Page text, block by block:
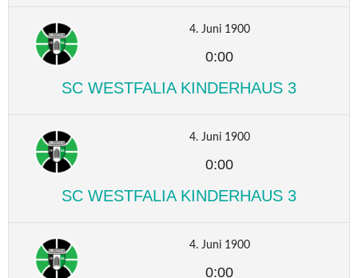
4. Juni 1900
0:00
SC WESTFALIA KINDERHAUS 3
4. Juni 1900
0:00
SC WESTFALIA KINDERHAUS 3
4. Juni 1900
0:00